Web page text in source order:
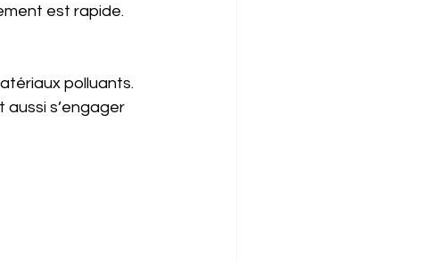
est rapide.
polluants.
aussi s’engager